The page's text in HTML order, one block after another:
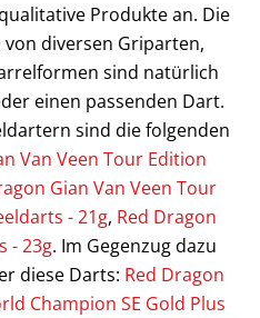
Produkte an. Die
diversen Griparten,
sind natürlich
einen passenden Dart.
sind die folgenden
Van Veen Tour Edition
Gian Van Veen Tour
- 21g, Red Dragon
- 23g. Im Gegenzug dazu
diese Darts: Red Dragon
Champion SE Gold Plus